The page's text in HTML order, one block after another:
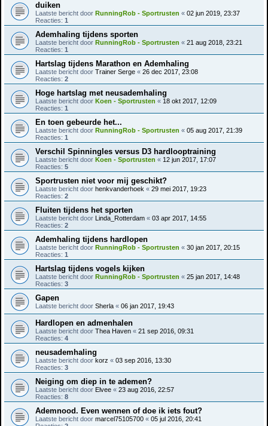
duiken
Laatste bericht door RunningRob - Sportrusten « 02 jun 2019, 23:37
Reacties: 1
Ademhaling tijdens sporten
Laatste bericht door RunningRob - Sportrusten « 21 aug 2018, 23:21
Reacties: 1
Hartslag tijdens Marathon en Ademhaling
Laatste bericht door Trainer Serge « 26 dec 2017, 23:08
Reacties: 2
Hoge hartslag met neusademhaling
Laatste bericht door Koen - Sportrusten « 18 okt 2017, 12:09
Reacties: 1
En toen gebeurde het...
Laatste bericht door RunningRob - Sportrusten « 05 aug 2017, 21:39
Reacties: 1
Verschil Spinningles versus D3 hardlooptraining
Laatste bericht door Koen - Sportrusten « 12 jun 2017, 17:07
Reacties: 5
Sportrusten niet voor mij geschikt?
Laatste bericht door henkvanderhoek « 29 mei 2017, 19:23
Reacties: 2
Fluiten tijdens het sporten
Laatste bericht door Linda_Rotterdam « 03 apr 2017, 14:55
Reacties: 2
Ademhaling tijdens hardlopen
Laatste bericht door RunningRob - Sportrusten « 30 jan 2017, 20:15
Reacties: 1
Hartslag tijdens vogels kijken
Laatste bericht door RunningRob - Sportrusten « 25 jan 2017, 14:48
Reacties: 3
Gapen
Laatste bericht door Sherla « 06 jan 2017, 19:43
Hardlopen en admenhalen
Laatste bericht door Thea Haven « 21 sep 2016, 09:31
Reacties: 4
neusademhaling
Laatste bericht door korz « 03 sep 2016, 13:30
Reacties: 3
Neiging om diep in te ademen?
Laatste bericht door Elvee « 23 aug 2016, 22:57
Reacties: 8
Ademnood. Even wennen of doe ik iets fout?
Laatste bericht door marcel75105700 « 05 jul 2016, 20:41